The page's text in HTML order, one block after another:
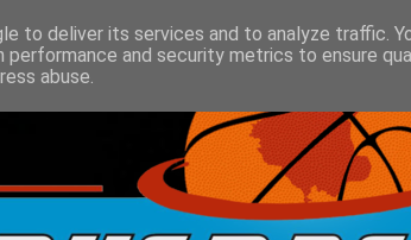
to deliver its services and to analyze traffic.
performance and security metrics to ensure
abuse.